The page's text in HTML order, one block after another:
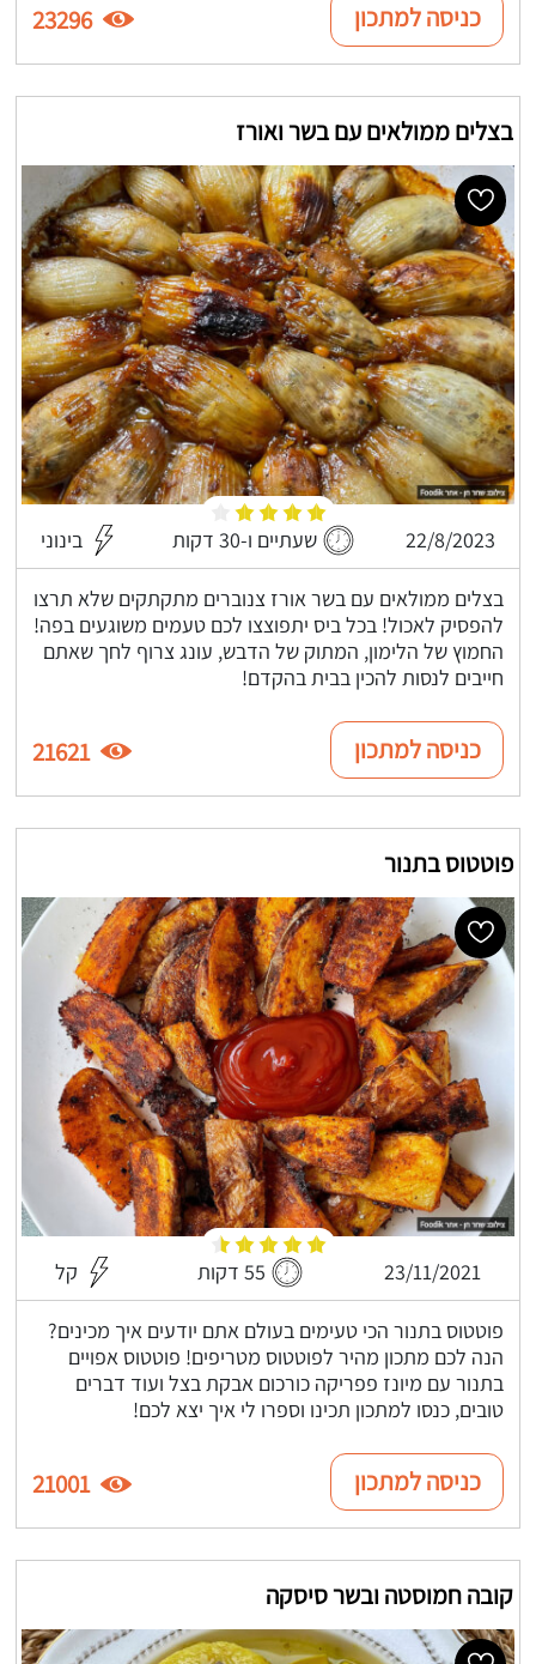
כניסה למתכון 23296
בצלים ממולאים עם בשר ואורז
22/8/2023 שעתיים ו-30 דקות בינוני
בצלים ממולאים עם בשר אורז צנוברים מתקתקים שלא תרצו
להפסיק לאכול! בכל ביס יתפוצצו לכם טעמים משוגעים בפה!
החמוץ של הלימון, המתוק של הדבש, עונג צרוף לחך שאתם
חייבים לנסות להכין בבית בהקדם!
כניסה למתכון 21621
פוטטוס בתנור
23/11/2021 55 דקות קל
פוטטוס בתנור הכי טעימים בעולם אתם יודעים איך מכינים?
הנה לכם מתכון מהיר לפוטטוס מטריפים! פוטטוס אפויים
בתנור עם מיונז פפריקה כורכום אבקת בצל ועוד דברים
טובים, כנסו למתכון תכינו וספרו לי איך יצא לכם!
כניסה למתכון 21001
קובה חמוסטה ובשר סיסקה